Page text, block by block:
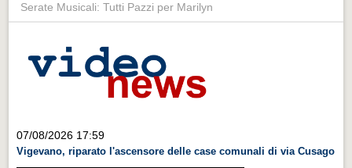
Artes et Artificia
Sport
Territorio
Serate Musicali: Tutti Pazzi per Marilyn
07/08/2026 17:59
Vigevano, riparato l'ascensore delle case comunali di via Cusago